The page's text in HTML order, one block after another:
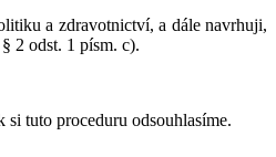
a zdravotnictví, a dále navrhuji,
2 odst. 1 písm. c).
tuto proceduru odsouhlasíme.